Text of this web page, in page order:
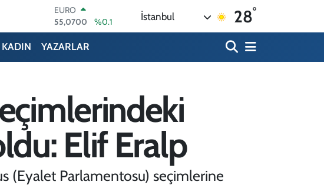
STERLİN
64,2438
%0.21
GRAM ALTIN
6518.23
%0.39
DOLAR
47,5986
%0.06
55,0700
%0.1
İstanbul 28°
KADIN YAZARLAR
Elif Eralp
(Eyalet Parlamentosu) seçimlerine